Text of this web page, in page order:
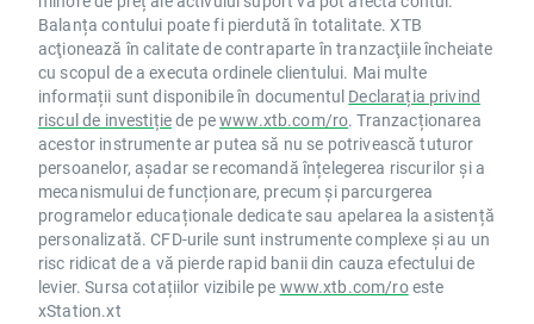
Balanța contului poate fi pierdută în totalitate. XTB
acţionează în calitate de contraparte în tranzacţiile încheiate
cu scopul de a executa ordinele clientului. Mai multe
informații sunt disponibile în documentul Declarația privind
riscul de investițiede pewww.xtb.com/ro. Tranzacționarea
acestor instrumente ar putea să nu se potrivească tuturor
persoanelor, așadar se recomandă înțelegerea riscurilor și a
mecanismului de funcționare, precum și parcurgerea
programelor educaționale dedicate sau apelarea la asistență
personalizată. CFD-urile sunt instrumente complexe și au un
risc ridicat de a vă pierde rapid banii din cauza efectului de
levier. Sursa cotațiilor vizibile pe www.xtb.com/roeste
xStation.xt